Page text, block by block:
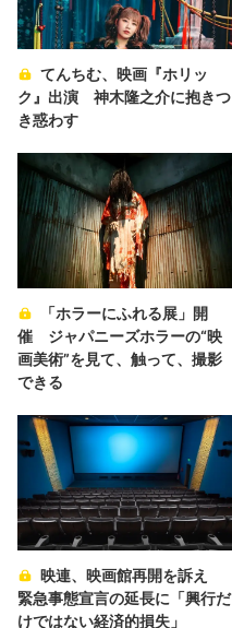
てんちむ、映画『ホリッ
ク』出演 神木隆之介に抱きつ
き惑わす
「ホラーにふれる展」開
催 ジャパニーズホラーの“映
画美術”を見て、触って、撮影
できる
映連、映画館再開を訴え
緊急事態宣言の延長に「興行だ
けではない経済的損失」